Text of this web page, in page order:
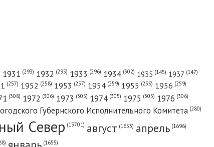
1931 (293) 1932 (295) 1933 (296) 1934 (302) 1935 (145) 1937 (147)
(257) 1952 (258) 1953 (257) 1954 (259) 1955 (259) 1956 (259)
(308) 1972 (306) 1973 (305) 1974 (305) 1975 (305) 1976 (306)
Губернского Исполнительного Комитета (280)
Cевер (19701) август (1653) апрель (1696)
(1655)